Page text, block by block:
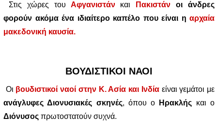
Στις χώρες του Αφγανιστάνκαι Πακιστάν
οι άνδρες
φορούν ακόμα ένα ιδιαίτερο καπέλο που είναι η αρχαία
μακεδονική καυσία.
ΒΟΥΔΙΣΤΙΚΟΙ ΝΑΟΙ
Οι βουδιστικοί ναοί στην Κ. Ασία και Ινδίαείναι γεμάτοι με
ανάγλυφες Διονυσιακές σκηνές, όπου ο Ηρακλής και ο
Διόνυσος πρωτοστατούν συχνά.